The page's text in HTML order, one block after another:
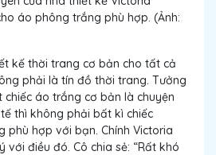
áo phông trắng phù hợp. (Ảnh:
kế thời trang cơ bản cho tất cả
phải là tín đồ thời trang. Tưởng
áo trắng cơ bản là chuyện
thì không phải bất kì chiếc
phù hợp với bạn. Chính Victoria
với điều đó. Cô chia sẻ: “Rất khó